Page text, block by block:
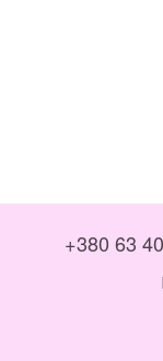
+380 63